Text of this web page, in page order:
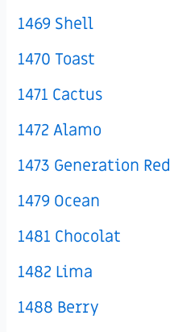
1469 Shell
1470 Toast
1471 Cactus
1472 Alamo
1473 Generation Red
1479 Ocean
1481 Chocolat
1482 Lima
1488 Berry